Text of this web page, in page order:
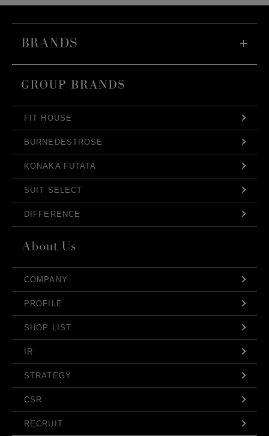
FIT HOUSE
BURNEDESTROSE
KONAKA FUTATA
SUIT SELECT
DIFFERENCE
COMPANY
PROFILE
SHOP LIST
IR
STRATEGY
CSR
RECRUIT